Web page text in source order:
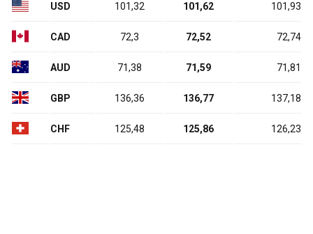
USD 101,32 101,62 101,93
CAD 72,3 72,52 72,74
AUD 71,38 71,59 71,81
GBP 136,36 136,77 137,18
CHF 125,48 125,86 126,23